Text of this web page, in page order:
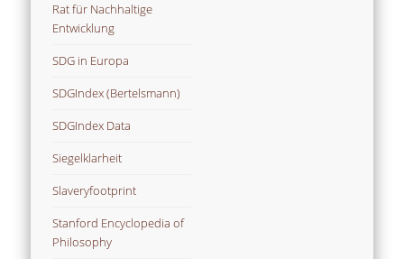
Rat für Nachhaltige
Entwicklung
SDG in Europa
SDGIndex (Bertelsmann)
SDGIndex Data
Siegelklarheit
Slaveryfootprint
Stanford Encyclopedia of
Philosophy